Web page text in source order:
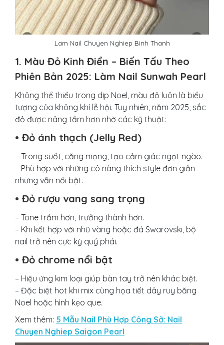
Lam Nail Chuyen Nghiep Binh Thanh
1. Màu Đỏ Kinh Điển – Biến Tấu Theo
Phiên Bản 2025: Làm Nail Sunwah Pearl
Không thể thiếu trong dịp Noel, màu đỏ luôn là biểu
tượng của không khí lễ hội. Tuy nhiên, năm 2025, sắc
đỏ được nâng tầm hơn nhờ các kỹ thuật:
• Đỏ ánh thạch (Jelly Red)
– Trong suốt, căng mọng, tạo cảm giác ngọt ngào.
– Phù hợp với những cô nàng thích style đơn giản
nhưng vẫn nổi bật.
• Đỏ rượu vang sang trọng
– Tone trầm hơn, trưởng thành hơn.
– Khi kết hợp với nhũ vàng hoặc đá Swarovski, bộ
nail trở nên cực kỳ quý phái.
• Đỏ chrome nổi bật
– Hiệu ứng kim loại giúp bàn tay trở nên khác biệt.
– Đặc biệt hot khi mix cùng họa tiết dây ruy băng
Noel hoặc hình kẹo que.
Xem thêm: 5 Mẫu Nail Phù Hợp Công Sở: Nail
Chuyen Nghiep Saigon Pearl